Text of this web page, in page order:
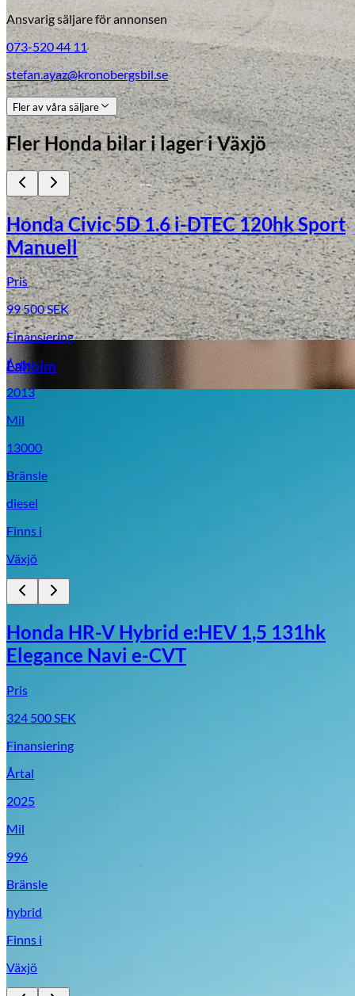
Laholm
Ansvarig säljare för annonsen
073-520 44 11
stefan.ayaz@kronobergsbil.se
Fler av våra säljare
FlerHondabilar i lageri Växjö
Honda Civic 5D 1.6 i-DTEC 120hk Sport
Manuell
Pris
99 500SEK
Finansiering
Årtal
2013
Mil
13000
Bränsle
diesel
Finns i
Växjö
Honda HR-V Hybrid e:HEV 1,5 131hk
Elegance Navi e-CVT
Pris
324 500SEK
Finansiering
Årtal
2025
Mil
996
Bränsle
hybrid
Finns i
Växjö